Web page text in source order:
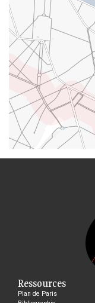
Ressources
Plan de Paris